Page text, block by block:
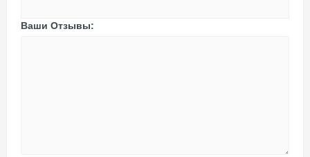
Ваши Отзывы: